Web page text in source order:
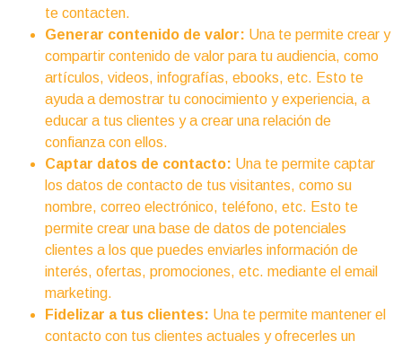
te contacten.
Generar contenido de valor: Una te permite crear y
compartir contenido de valor para tu audiencia, como
artículos, videos, infografías, ebooks, etc. Esto te
ayuda a demostrar tu conocimiento y experiencia, a
educar a tus clientes y a crear una relación de
confianza con ellos.
Captar datos de contacto: Una te permite captar
los datos de contacto de tus visitantes, como su
nombre, correo electrónico, teléfono, etc. Esto te
permite crear una base de datos de potenciales
clientes a los que puedes enviarles información de
interés, ofertas, promociones, etc. mediante el email
marketing.
Fidelizar a tus clientes: Una te permite mantener el
contacto con tus clientes actuales y ofrecerles un